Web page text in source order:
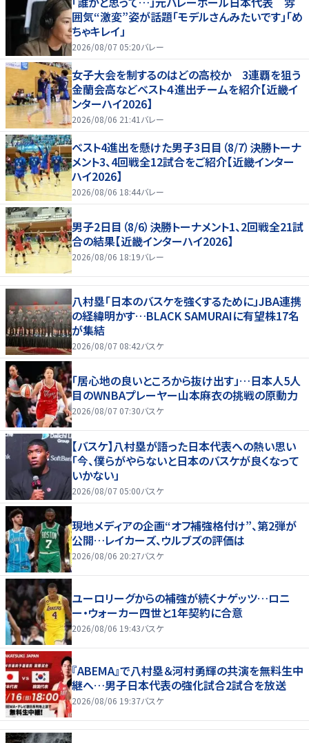
囲気“激変”姿が話題「モデルさんみたいです」「め
ちゃキレイ」
2026/08/07 05:20バレー
女子大会を制するのはどの高校か 3連覇を狙う
金蘭会高などベスト４進出チームを紹介【近畿イ
ンターハイ2026】
2026/08/06 21:41 バレー
ベスト4進出を懸けた男子3日目（8/7）決勝トーナ
メント3、4回戦全12試合をご紹介【近畿インター
ハイ2026】
2026/08/06 18:44バレー
男子2日目（8/6）決勝トーナメント1、2回戦全21試
合の結果【近畿インターハイ2026】
2026/08/06 18:19バレー
八村塁「日本のバスケを強くするために」JBA連携
の経緯明かす…BLACK SAMURAIに有望株17名
が集結
2026/08/07 08:42バスケ
「居心地の良いところから抜け出す」…日本人5人
目のWNBAプレーヤー山本麻衣の挑戦の原動力
2026/08/07 07:30バスケ
【バスケ】八村塁が語った日本代表への熱い思い
「今、僕らがやらないと日本のバスケが良くなって
いかない」
2026/08/07 05:00バスケ
現地メディアの企画“オフ補強格付け”、第2弾が
公開…レイカーズ、ウルブズの評価は
2026/08/06 20:27バスケ
ユーロリーグからの補強が続くナゲッツ…ロニ
ー・ウォーカー四世と1年契約に合意
2026/08/06 19:43バスケ
『ABEMA』で八村塁＆河村勇輝の共演を無料生中
継へ…男子日本代表の強化試合2試合を放送
2026/08/06 19:37バスケ